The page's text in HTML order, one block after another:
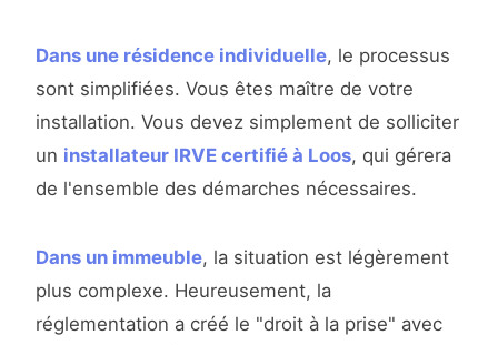
Dans une résidence individuelle, le processus
sont simplifiées. Vous êtes maître de votre
installation. Vous devez simplement de solliciter
un installateur IRVE certifié à Loos, qui gérera
de l'ensemble des démarches nécessaires.
Dans un immeuble, la situation est légèrement
plus complexe. Heureusement, la
réglementation a créé le "droit à la prise" avec